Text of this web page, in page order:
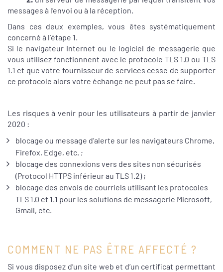
messages à l’envoi ou à la réception.
Dans ces deux exemples, vous êtes systématiquement
concerné à l’étape 1.
Si le navigateur Internet ou le logiciel de messagerie que
vous utilisez fonctionnent avec le protocole TLS 1.0 ou TLS
1.1 et que votre fournisseur de services cesse de supporter
ce protocole alors votre échange ne peut pas se faire.
Les risques à venir pour les utilisateurs à partir de janvier
2020 :
blocage ou message d’alerte sur les navigateurs Chrome,
Firefox, Edge, etc. ;
blocage des connexions vers des sites non sécurisés
(Protocol HTTPS inférieur au TLS 1.2) ;
blocage des envois de courriels utilisant les protocoles
TLS 1.0 et 1.1 pour les solutions de messagerie Microsoft,
Gmail, etc.
COMMENT NE PAS ÊTRE AFFECTÉ ?
Si vous disposez d’un site web et d’un certificat permettant